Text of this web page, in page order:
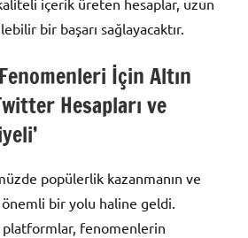
içerik üreten hesaplar, uzun
bir başarı sağlayacaktır.
İçin Altın
Hesapları ve
popülerlik kazanmanın ve
bir yolu haline geldi.
fenomenlerin